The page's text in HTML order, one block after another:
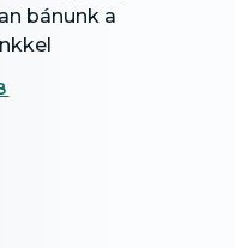
bánunk a